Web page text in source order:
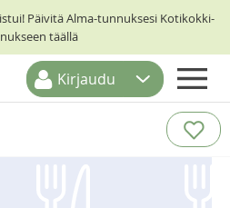
Päivitä Alma-tunnuksesi Kotikokki-
täällä
Kirjaudu